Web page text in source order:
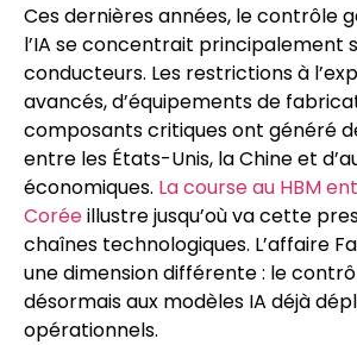
Ces dernières années, le contrôle
l’IA se concentrait principalement
conducteurs. Les restrictions à
avancés, d’équipements de
composants critiques ont généré
entre les États-Unis, la Chine et
économiques. La course au HBM
Coréeillustre jusqu’où va cette
chaînes technologiques. L’affaire
une dimension différente : le
désormais aux modèles IA déjà
opérationnels.